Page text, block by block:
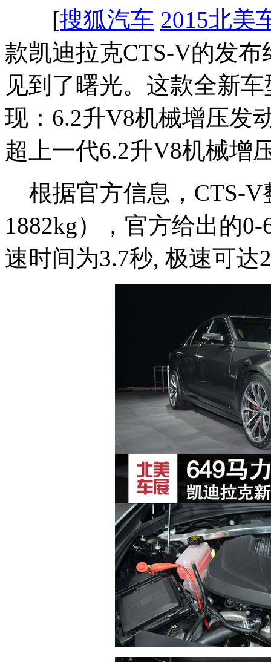
[搜狐汽车 2015北美
款凯迪拉克CTS-V的发
见到了曙光。这款全新
现：6.2升V8机械增压发
超上一代6.2升V8机械增
根据官方信息，CTS-V
1882kg），官方给出的
速时间为3.7秒, 极速可达